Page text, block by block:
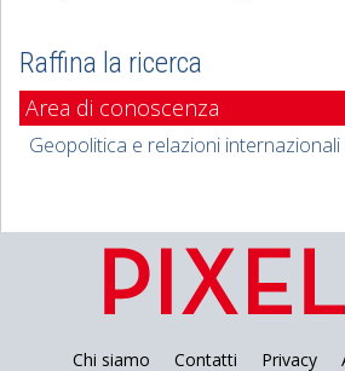
Raffina la ricerca
Area di conoscenza
Geopolitica e relazioni internazionali
Chi siamo Contatti Privacy